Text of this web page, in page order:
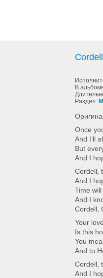
В
Раздел:
Once
And I’ll
But
And I
Cordell,
And I
Time
And I
Cordell,
Your
Is this
You
And to
Cordell,
And I